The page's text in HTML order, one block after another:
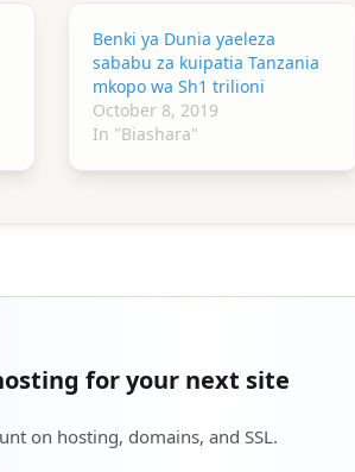
Benki ya Dunia yaeleza
sababu za kuipatia Tanzania
mkopo wa Sh1 trilioni
October 8, 2019
In "Biashara"
for your next site
on hosting, domains, and SSL.